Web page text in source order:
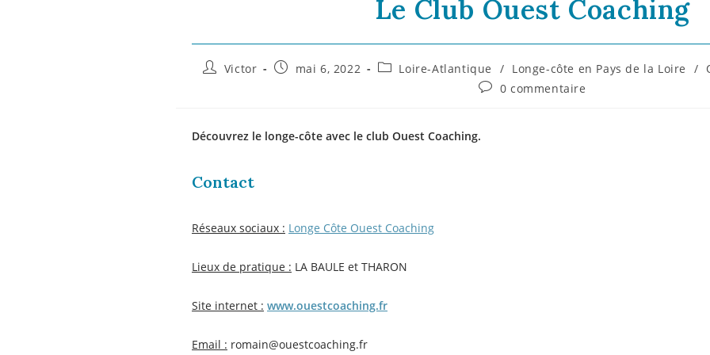
Le Club Ouest Coaching
Victor mai 6, 2022 Loire-Atlantique / Longe-côte en Pays de la Loire /
0 commentaire
Découvrez le longe-côte avec le club Ouest Coaching.
Contact
Réseaux sociaux : Longe Côte Ouest Coaching
Lieux de pratique : LA BAULE et THARON
Site internet : www.ouestcoaching.fr
Email : romain@ouestcoaching.fr